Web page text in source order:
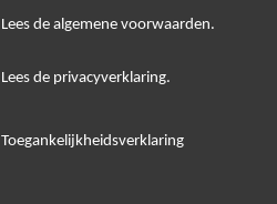
Lees de algemene voorwaarden.
Lees de privacyverklaring.
Toegankelijkheidsverklaring